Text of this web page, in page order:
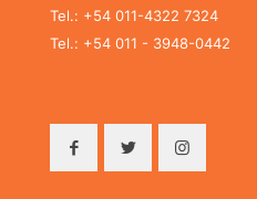
Tel.: +54 011-4322 7324
Tel.: +54 011 - 3948-0442